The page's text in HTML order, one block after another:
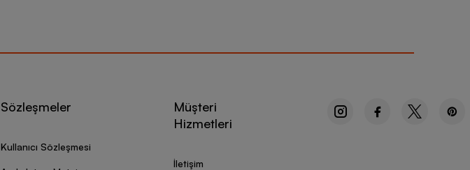
Sözleşmeler
Kullanıcı Sözleşmesi
Müşteri
Hizmetleri
İletişim